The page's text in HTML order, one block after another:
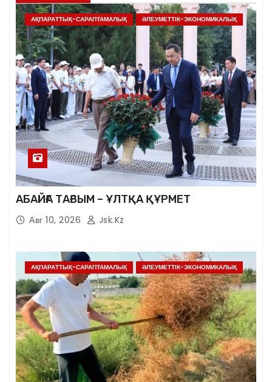
АҚПАРАТТЫҚ-САРАПТАМАЛЫҚ ӘЛЕУМЕТТІК-ЭКОНОМИКАЛЫҚ
АБАЙҒА ТАҒЗЫМ – ҰЛТҚА ҚҰРМЕТ
Авг 10, 2026 Jsk.kz
АҚПАРАТТЫҚ-САРАПТАМАЛЫҚ ӘЛЕУМЕТТІК-ЭКОНОМИКАЛЫҚ